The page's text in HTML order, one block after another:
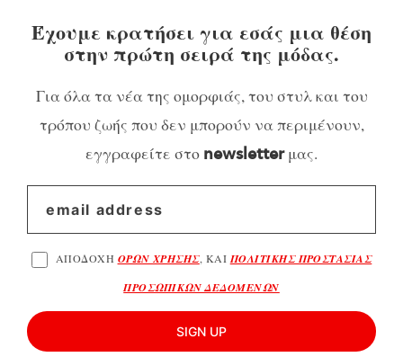
Έχουμε κρατήσει για εσάς μια θέση
στην πρώτη σειρά της μόδας.
Για όλα τα νέα της ομορφιάς, του στυλ και του
τρόπου ζωής που δεν μπορούν να περιμένουν,
εγγραφείτε στο newsletterμας.
ΑΠΟΔΟΧΗ ΟΡΩΝ ΧΡΗΣΗΣ, ΚΑΙΠΟΛΙΤΙΚΗΣ ΠΡΟΣΤΑΣΙΑΣ
ΠΡΟΣΩΠΙΚΩΝ ΔΕΔΟΜΕΝΩΝ
SIGN UP